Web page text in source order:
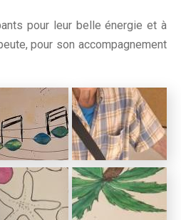
pour leur belle énergie et à
pour son accompagnement